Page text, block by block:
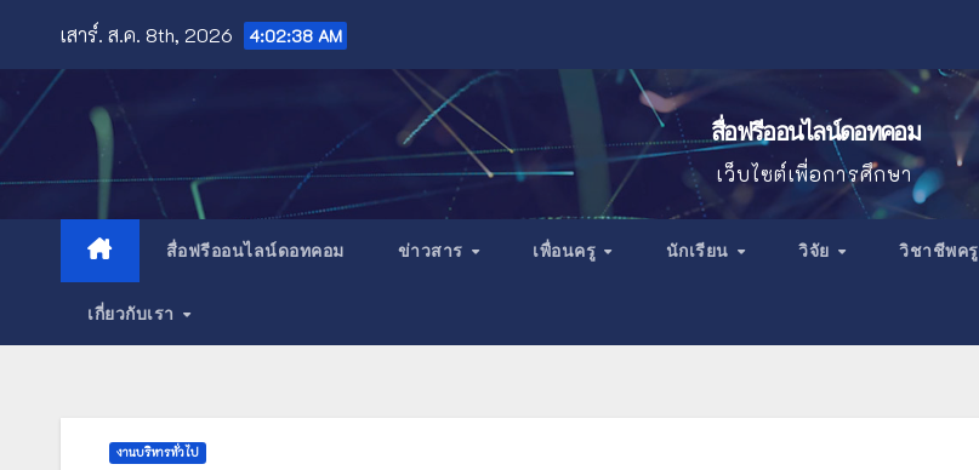
content
เสาร์. ส.ค. 8th, 2026 4:02:40 AM
สื่อฟรีออนไลน์ดอทคอม
เว็บไซต์เพื่อการศึกษา
สื่อฟรีออนไลน์ดอทคอม ข่าวสาร เพื่อนครู นักเรียน วิจัย วิชาชีพครู
เกี่ยวกับเรา
งานบริหารทั่วไป